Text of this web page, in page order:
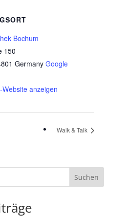
Bochum
150
Germany Google
anzeigen
Walk & Talk
Suchen